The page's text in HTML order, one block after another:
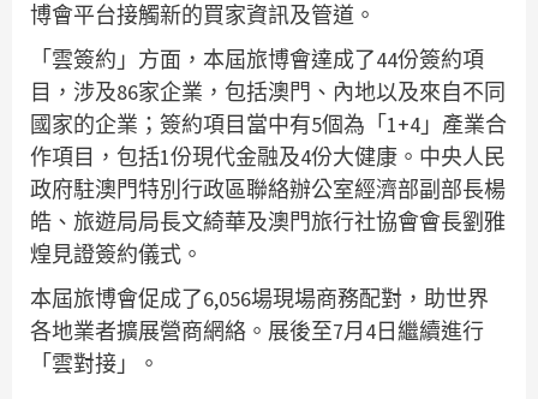
博會平台接觸新的買家資訊及管道。
「雲簽約」方面，本屆旅博會達成了44份簽約項
目，涉及86家企業，包括澳門、內地以及來自不同
國家的企業；簽約項目當中有5個為「1+4」產業合
作項目，包括1份現代金融及4份大健康。中央人民
政府駐澳門特別行政區聯絡辦公室經濟部副部長楊
皓、旅遊局局長文綺華及澳門旅行社協會會長劉雅
煌見證簽約儀式。
本屆旅博會促成了6,056場現場商務配對，助世界
各地業者擴展營商網絡。展後至7月4日繼續進行
「雲對接」。